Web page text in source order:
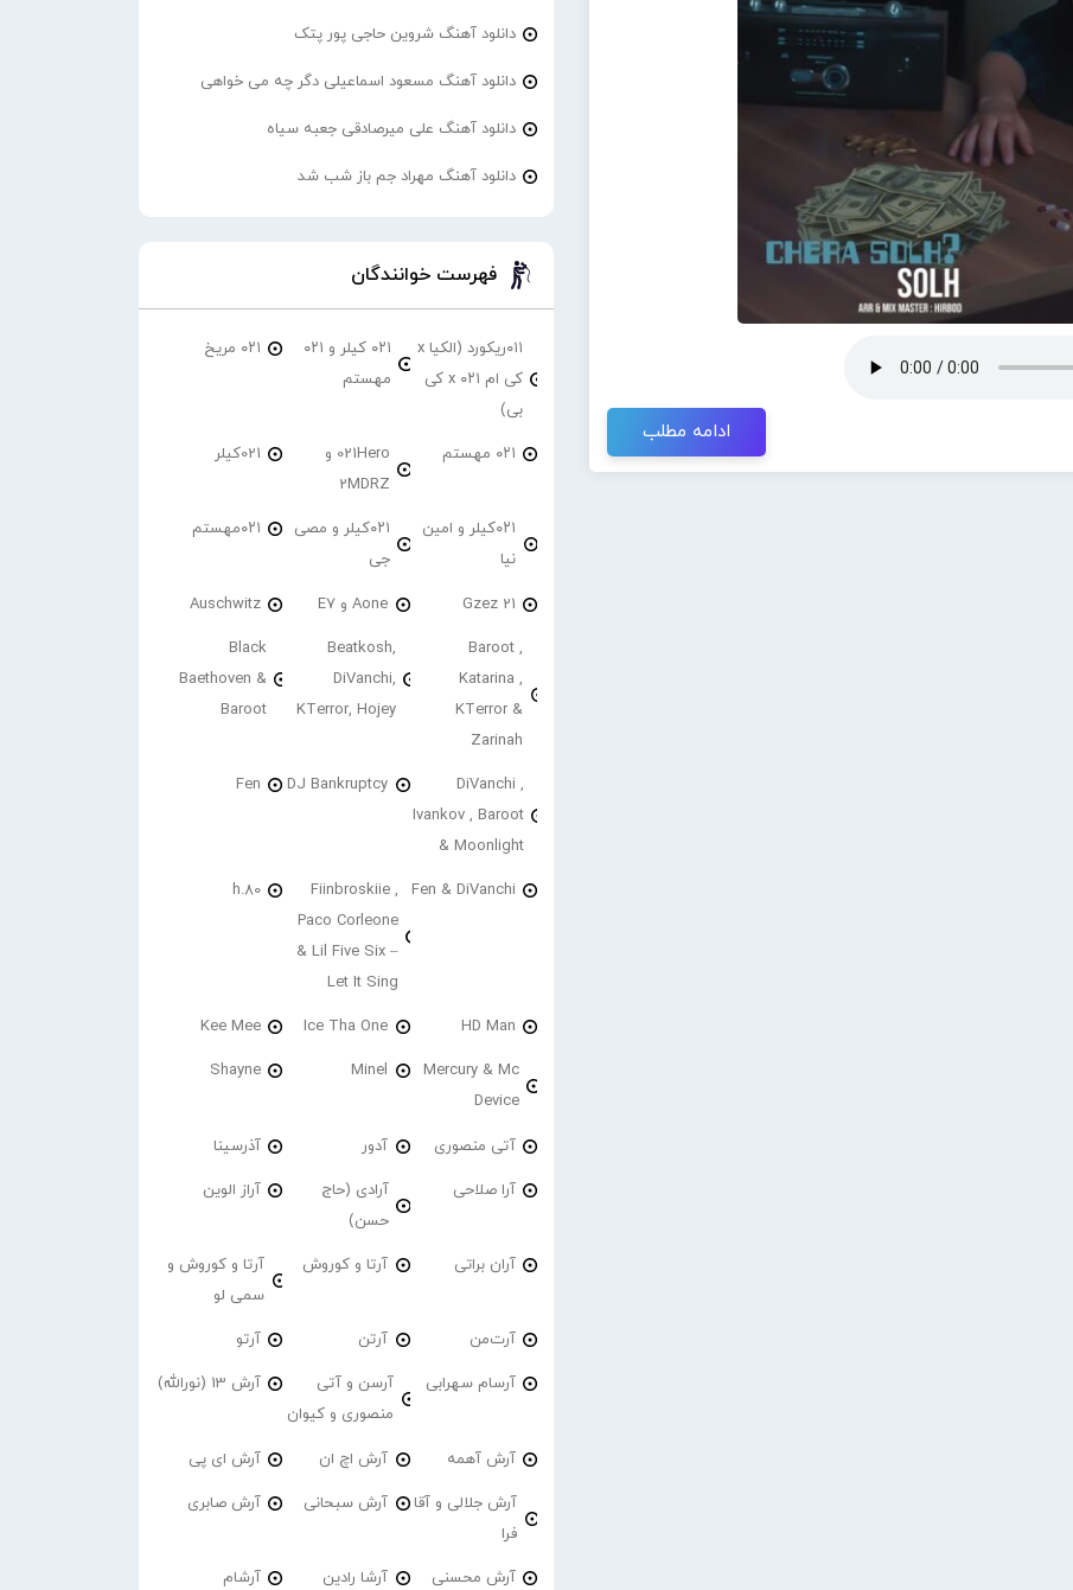
ادامه مطلب
دانلود آهنگ شروین حاجی پور پتک
دانلود آهنگ مسعود اسماعیلی دگر چه می خواهی
دانلود آهنگ علی میرصادقی جعبه سیاه
دانلود آهنگ مهراد جم باز شب شد
فهرست خوانندگان
۰۱۱ریکورد (الکیا x
کی ام ۰۲۱ x کی
بی)
۰۲۱ کیلر و ۰۲۱
مهستم
۰۲۱ مریخ
۰۲۱ مهستم
021Hero و
2MDRZ
021کیلر
۰۲۱کیلر و امین
نیا
۰۲۱کیلر و مصی
جی
۰۲۱مهستم
21 Gzez Aone و E7 Auschwitz
Baroot ,
Katarina ,
KTerror &
Zarinah
Beatkosh,
DiVanchi,
KTerror, Hojey
Black
Baethoven &
Baroot
DiVanchi ,
Ivankov , Baroot
& Moonlight
DJ Bankruptcy
Fen
Fen & DiVanchi
Fiinbroskiie ,
Paco Corleone
& Lil Five Six –
Let It Sing
h.80
HD Man
Ice Tha One
Kee Mee
Mercury & Mc
Device
Minel
Shayne
آتی منصوری آدور آذرسینا
آرا صلاحی
آرادی (حاج
حسن)
آراز الوین
آران براتی آرتا و کوروش
آرتا و کوروش و
سمی لو
آرت‌من آرتن آرتو
آرسام سهرابی
آرسن و آتی
منصوری و کیوان
آرش 13 (نورالله)
آرش آهمه آرش اچ ان آرش ای پی
آرش جلالی و آقا
فرا
آرش سبحانی آرش صابری
آرش محسنی آرشا رادین آرشام